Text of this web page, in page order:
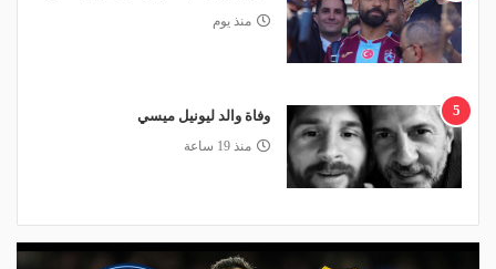
منذ يوم
5 وفاة والد ليونيل ميسي
منذ 19 ساعة